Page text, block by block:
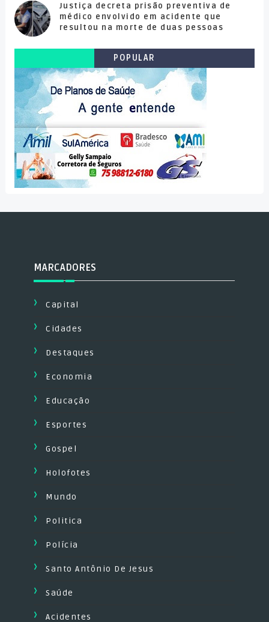
Justiça decreta prisão preventiva de
médico envolvido em acidente que
resultou na morte de duas pessoas
POPULAR
MARCADORES
Capital
Cidades
Destaques
Economia
Educação
Esportes
Gospel
Holofotes
Mundo
Politica
Polícia
Santo Antônio De Jesus
Saúde
Acidentes